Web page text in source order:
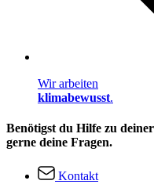
Wir arbeiten
klimabewusst.
Benötigst du Hilfe zu
gerne deine Fragen.
Kontakt